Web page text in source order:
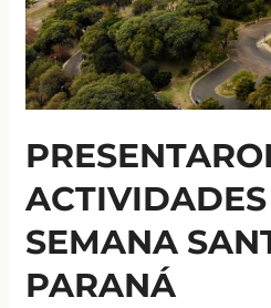
del
Uruguay
SEMANA
PARANÁ